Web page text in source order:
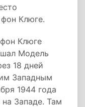
Клюге.
Клюге
Модель
18 дней
Западным
1944 года
Западе. Там